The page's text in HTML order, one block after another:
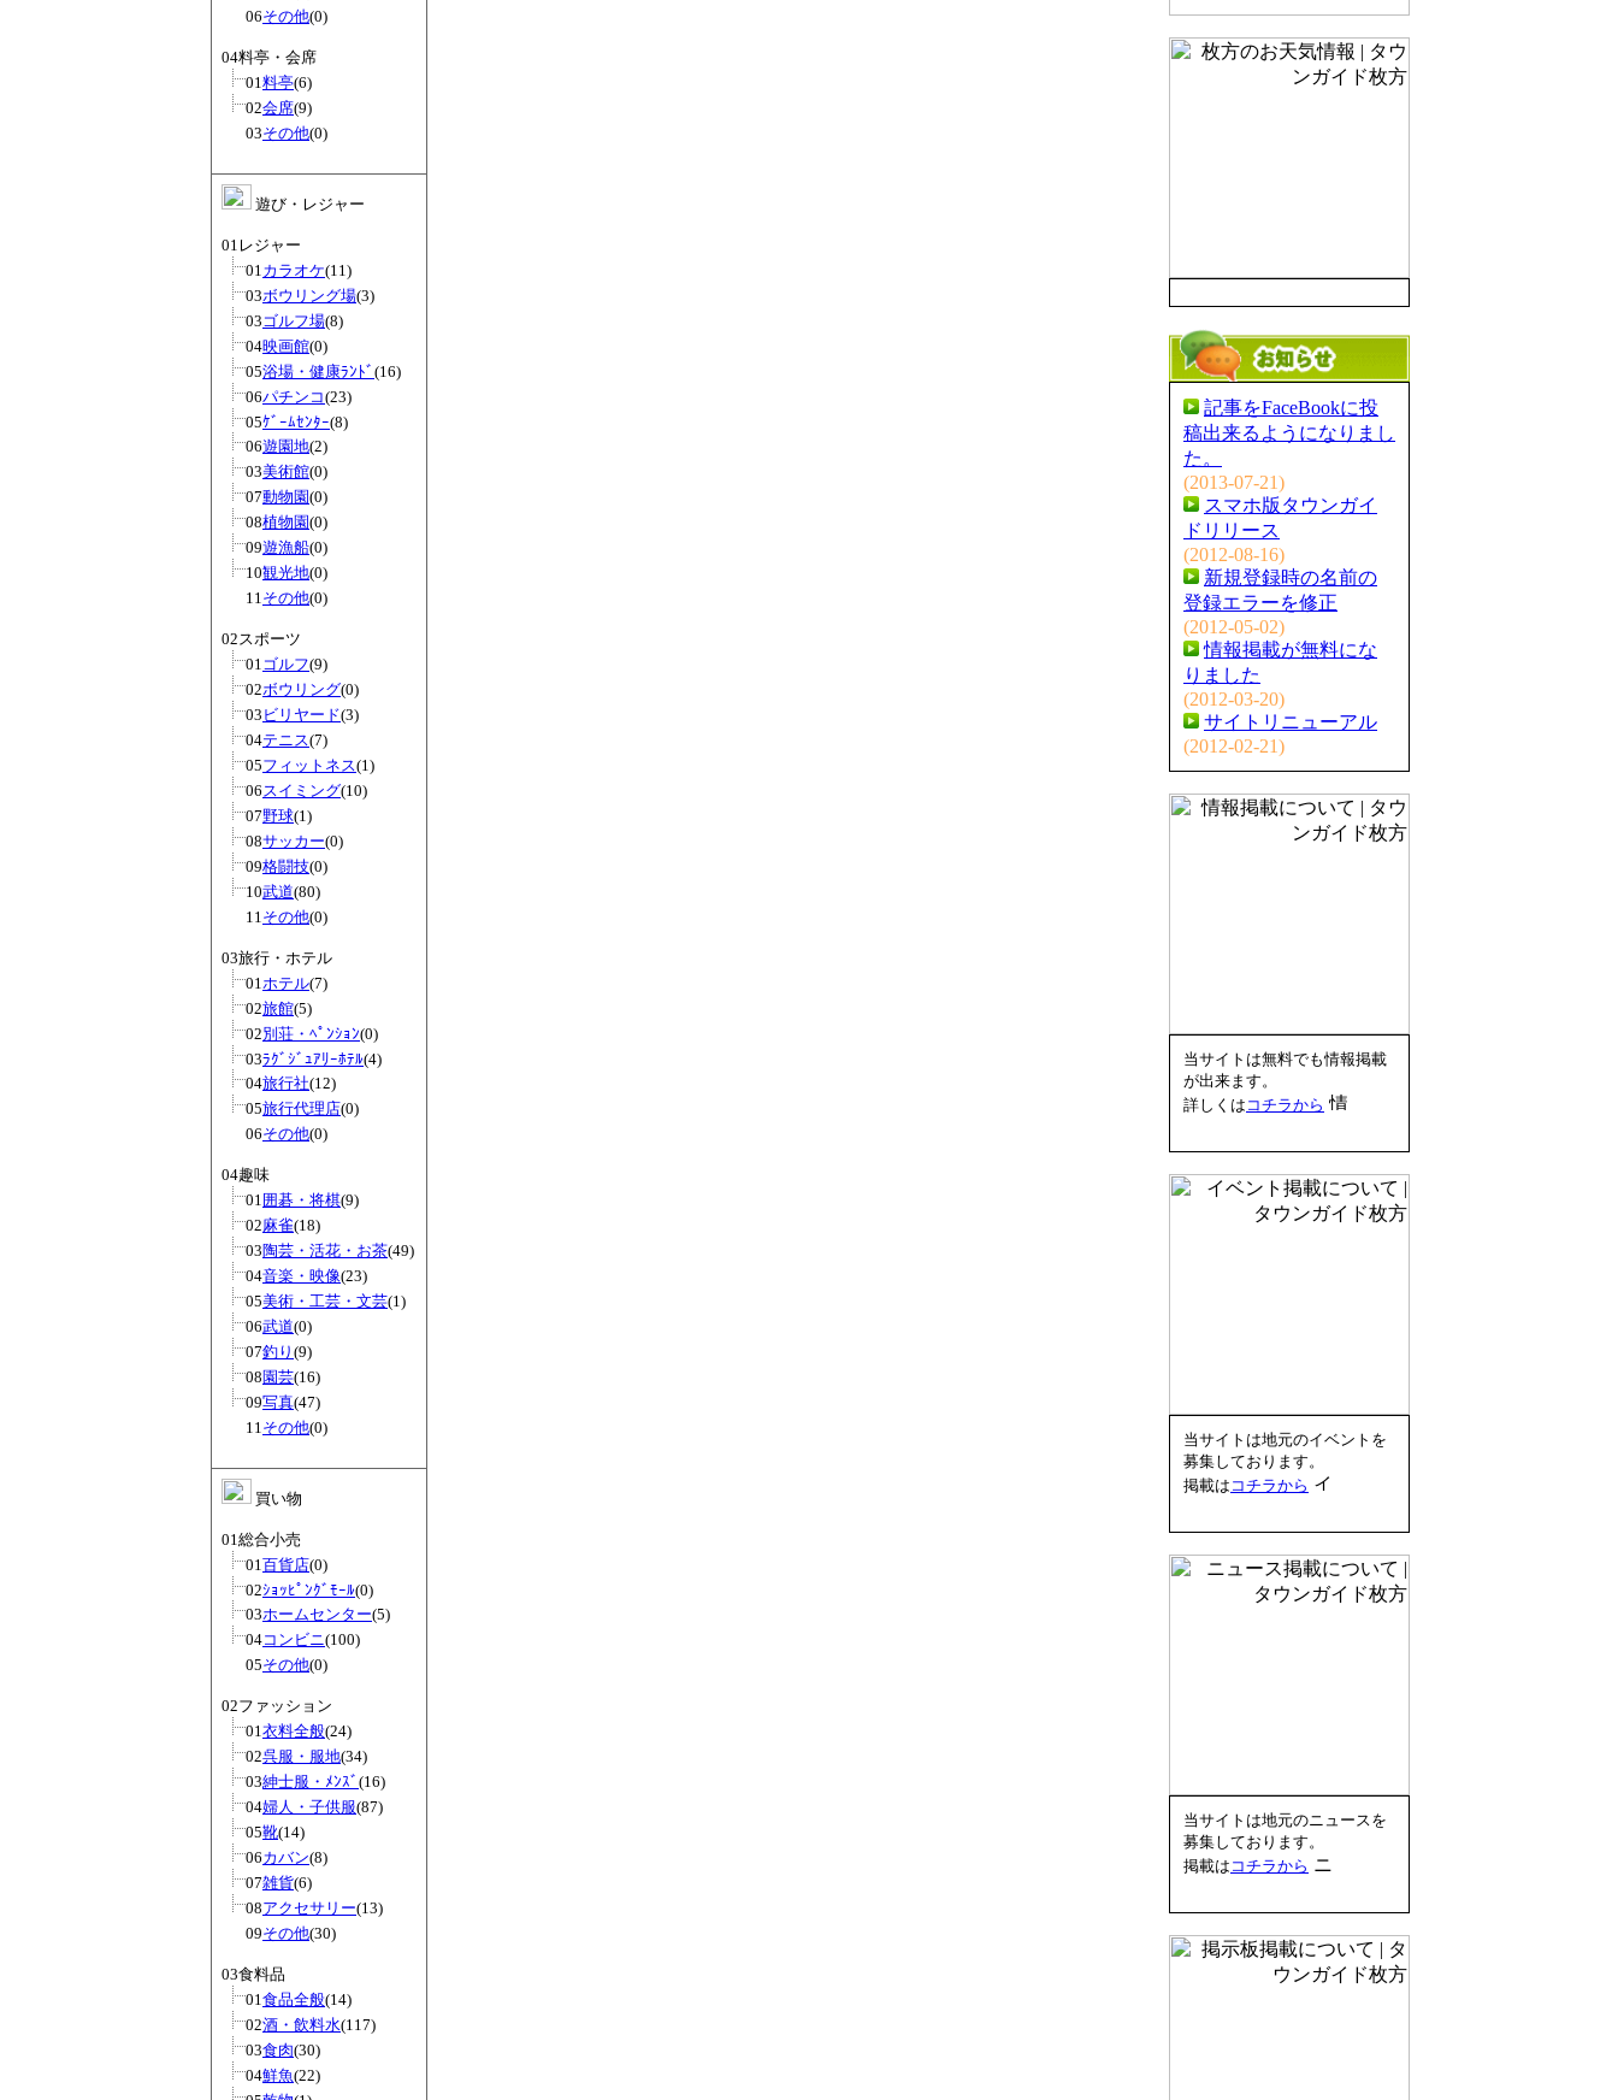
06その他(0)
04料亭・会席
01料亭(6)
02会席(9)
03その他(0)
遊び・レジャー
01レジャー
01カラオケ(11)
03ボウリング場(3)
03ゴルフ場(8)
04映画館(0)
05浴場・健康ﾗﾝﾄﾞ (16)
06パチンコ(23)
05ｹﾞｰﾑｾﾝﾀｰ(8)
06遊園地(2)
03美術館(0)
07動物園(0)
08植物園(0)
09遊漁船(0)
10観光地(0)
11その他(0)
02スポーツ
01ゴルフ(9)
02ボウリング(0)
03 ビリヤード(3)
04テニス(7)
05フィットネス(1)
06スイミング(10)
07野球(1)
08サッカー(0)
09格闘技(0)
10武道(80)
11その他(0)
03旅行・ホテル
01ホテル(7)
02旅館(5)
02別荘・ﾍﾟﾝｼｮﾝ(0)
03ﾗｸﾞｼﾞｭｱﾘｰﾎﾃﾙ(4)
04旅行社(12)
05旅行代理店(0)
06その他(0)
04趣味
01 囲碁・将棋(9)
02麻雀(18)
03陶芸・活花・お茶(49)
04音楽・映像(23)
05美術・工芸・文芸(1)
06武道(0)
07釣り (9)
08園芸(16)
09写真(47)
11その他(0)
買い物
01総合小売
01百貨店(0)
02ｼｮｯﾋﾟﾝｸﾞﾓｰﾙ(0)
03ホームセンター(5)
04コンビニ(100)
05その他(0)
02ファッション
01衣料全般(24)
02呉服・服地(34)
03紳士服・ﾒﾝｽﾞ (16)
04婦人・子供服(87)
05靴(14)
06カバン(8)
07雑貨(6)
08アクセサリー(13)
09その他(30)
03食料品
01食品全般(14)
02酒・飲料水(117)
03食肉(30)
04鮮魚(22)
記事をFaceBookに投
稿出来るようになりまし
た。
(2013-07-21)
スマホ版タウンガイ
ドリリース
(2012-08-16)
新規登録時の名前の
登録エラーを修正
(2012-05-02)
情報掲載が無料にな
りました
(2012-03-20)
サイトリニューアル
(2012-02-21)
当サイトは無料でも情報掲載
が出来ます。
詳しくは コチラから
当サイトは地元のイベントを
募集しております。
掲載は コチラから
当サイトは地元のニュースを
募集しております。
掲載は コチラから